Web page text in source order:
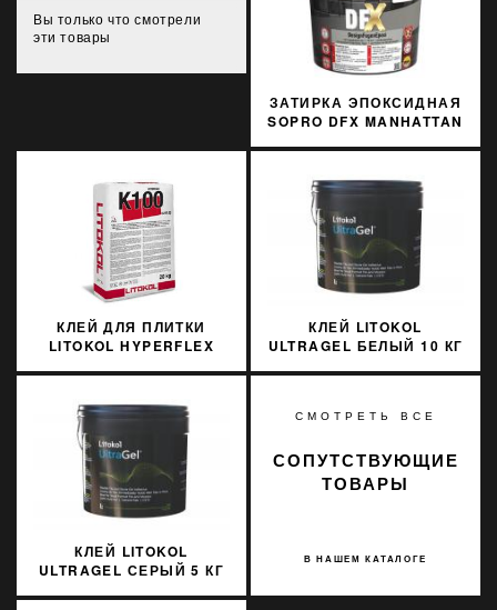
Вы только что смотрели
эти товары
ЗАТИРКА ЭПОКСИДНАЯ
SOPRO DFX MANHATTAN
КЛЕЙ ДЛЯ ПЛИТКИ
LITOKOL HYPERFLEX
КЛЕЙ LITOKOL
ULTRAGEL БЕЛЫЙ 10 КГ
КЛЕЙ LITOKOL
ULTRAGEL СЕРЫЙ 5 КГ
СМОТРЕТЬ ВСЕ
В НАШЕМ КАТАЛОГЕ
СОПУТСТВУЮЩИЕ
ТОВАРЫ